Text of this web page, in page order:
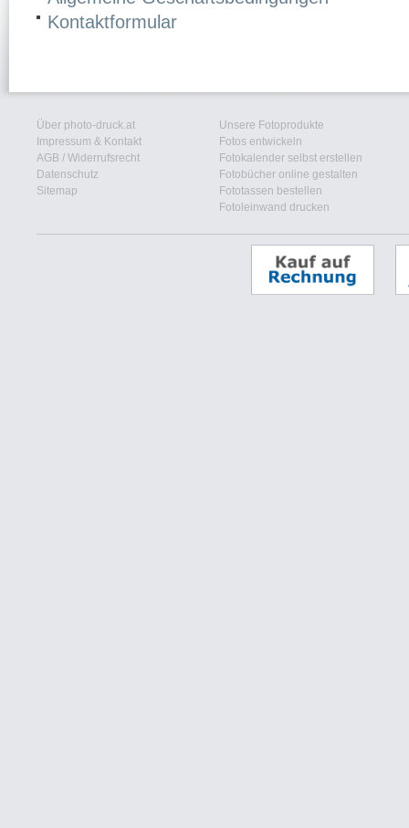
Kontaktformular
Über photo-druck.at
Impressum & Kontakt
AGB / Widerrufsrecht
Datenschutz
Sitemap
Unsere Fotoprodukte
Fotos entwickeln
Fotokalender selbst erstellen
Fotobücher online gestalten
Fototassen bestellen
Fotoleinwand drucken